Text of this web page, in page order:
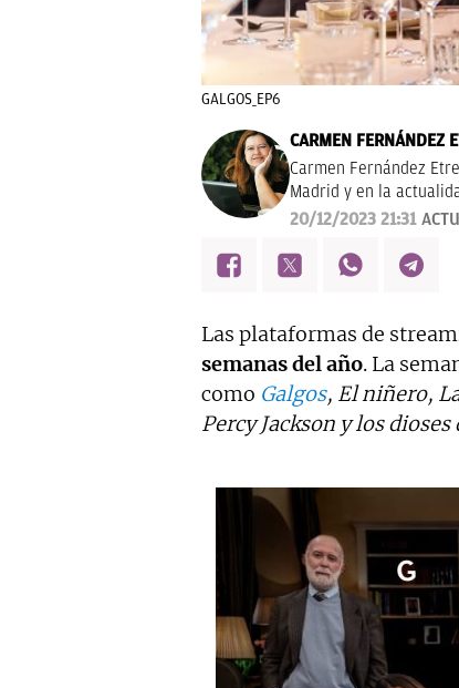
GALGOS_EP6
CARMEN FERNÁNDEZ
Carmen Fernández
Madrid y en la
periodista ha
editorial como
editorial Oberon
20/12/2023 21:31
Las plataformas de
semanas del año. La
como Galgos, El niñero,
Percy Jackson y los